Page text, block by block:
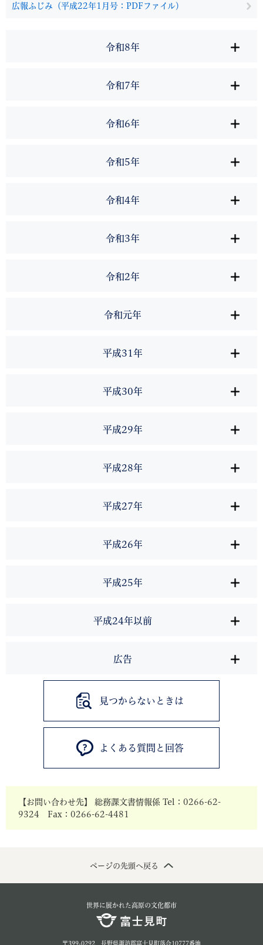
広報ふじみ（平成22年1月号：PDFファイル）
令和8年
令和7年
令和6年
令和5年
令和4年
令和3年
令和2年
令和元年
平成31年
平成30年
平成29年
平成28年
平成27年
平成26年
平成25年
平成24年以前
広告
見つからないときは
よくある質問と回答
【お問い合わせ先】 総務課文書情報係 Tel：0266-62-
9324 Fax：0266-62-4481
ページの先頭へ戻る
世界に展かれた高原の文化都市
〒399-0292 長野県諏訪郡富士見町落合10777番地